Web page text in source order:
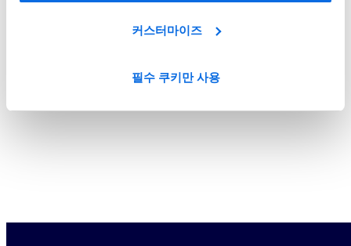
커스터마이즈
필수 쿠키만 사용